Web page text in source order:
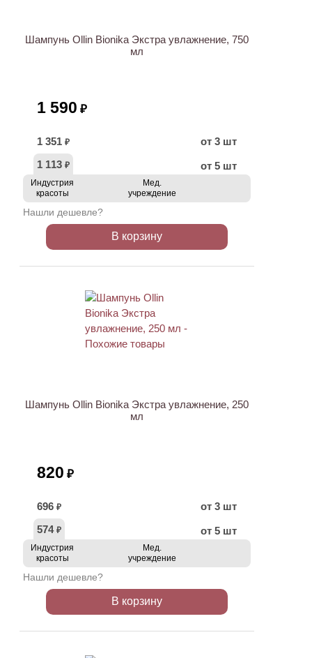
Шампунь Ollin Bionika Экстра увлажнение, 750
мл
1 590 ₽
1 351 ₽
от 3 шт
1 113 ₽ от 5 шт
Индустрия
красоты
Мед.
учреждение
Нашли дешевле?
В корзину
Шампунь Ollin Bionika Экстра увлажнение, 250
мл
820 ₽
696 ₽
от 3 шт
574 ₽ от 5 шт
Индустрия
красоты
Мед.
учреждение
Нашли дешевле?
В корзину